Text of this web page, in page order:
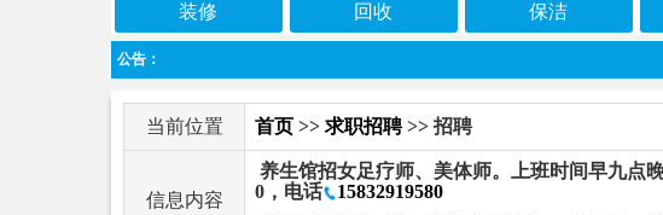
装修 回收 保洁
公告：
当前位置 首页 >> 求职招聘>> 招聘
信息内容
养生馆招女足疗师、美体师。上班时间早九点
0，电话
15832919580